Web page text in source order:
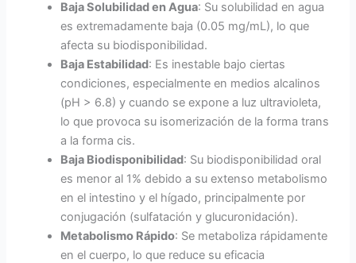
Baja Solubilidad en Agua: Su solubilidad en agua
es extremadamente baja (0.05 mg/mL), lo que
afecta su biodisponibilidad.
Baja Estabilidad: Es inestable bajo ciertas
condiciones, especialmente en medios alcalinos
(pH > 6.8) y cuando se expone a luz ultravioleta,
lo que provoca su isomerización de la forma trans
a la forma cis.
Baja Biodisponibilidad: Su biodisponibilidad oral
es menor al 1% debido a su extenso metabolismo
en el intestino y el hígado, principalmente por
conjugación (sulfatación y glucuronidación).
Metabolismo Rápido: Se metaboliza rápidamente
en el cuerpo, lo que reduce su eficacia